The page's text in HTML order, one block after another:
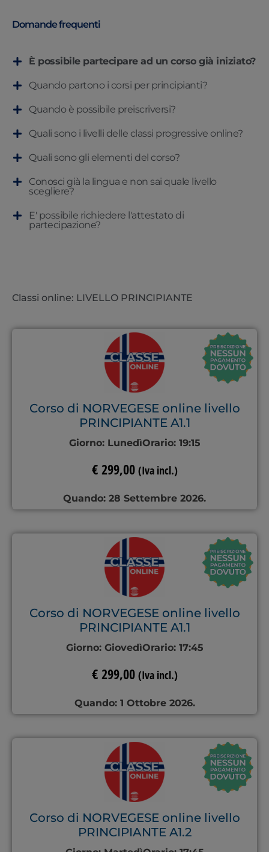
Domande frequenti
È possibile partecipare ad un corso già iniziato?
Quando partono i corsi per principianti?
Quando è possibile preiscriversi?
Quali sono i livelli delle classi progressive online?
Quali sono gli elementi del corso?
Conosci già la lingua e non sai quale livello
scegliere?
E' possibile richiedere l'attestato di
partecipazione?
Classi online: LIVELLO PRINCIPIANTE
Corso di NORVEGESE online livello
PRINCIPIANTE A1.1
Giorno:LunedìOrario:19:15
€299,00 (Iva incl.)
Quando: 28 Settembre 2026.
Corso di NORVEGESE online livello
PRINCIPIANTE A1.1
Giorno:GiovedìOrario:17:45
€299,00 (Iva incl.)
Quando: 1 Ottobre 2026.
Corso di NORVEGESE online livello
PRINCIPIANTE A1.2